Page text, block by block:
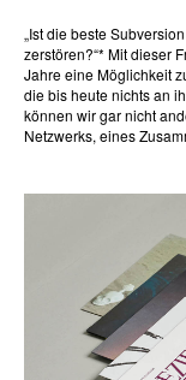
„Ist die beste
zerstören?“* Mit dieser
Jahre eine Möglichkeit
die bis heute nichts an
können wir gar nicht
Netzwerks, eines